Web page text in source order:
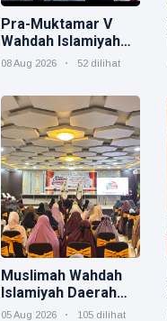
Pra-Muktamar V
Wahdah Islamiyah
Resmi Dibuka,
Perkuat Peran
dalam Arah
Strategis
Organisasi
08 Aug 2026 52 dilihat
Muslimah Wahdah
Islamiyah Daerah
Morowali Gelar
05 Aug 2026 105 dilihat